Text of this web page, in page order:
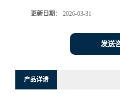
更新日期： 2026-03-31
发送
产品详请